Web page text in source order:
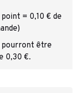
point = 0,10 € de
pourront être
0,30 €.